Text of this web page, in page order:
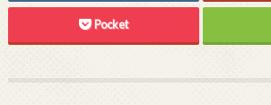
Pocket